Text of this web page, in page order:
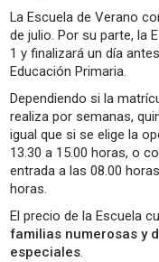
La Escuela de Verano
de julio. Por su parte, la
1 y finalizará un día
Educación Primaria.
Dependiendo si la
realiza por semanas,
igual que si se elige la
13.30 a 15.00 horas, o
entrada a las 08.00
horas.
El precio de la Escuela
familias numerosas y
especiales.